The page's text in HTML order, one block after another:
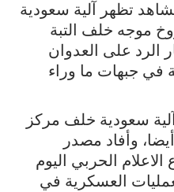
تظهر آلية سعودية
موجه خلف التبة
الرد على العدوان
في جبهات ما وراء
سعودية خلف مركز
وأفاد مصدر
الحربي اليوم
العسكرية في